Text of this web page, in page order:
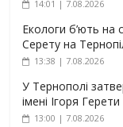
14:01 | 7.08.2026
Екологи б’ють на
Серету на
13:38 | 7.08.2026
У Тернополі
імені Ігоря Герети
13:00 | 7.08.2026